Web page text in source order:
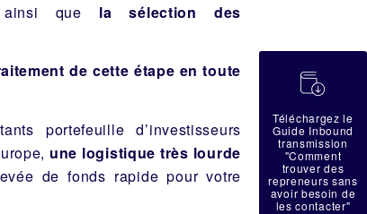
que la sélection des
de cette étape en toute
portefeuille d’investisseurs
une logistique très lourde
de fonds rapide pour votre
蠟
Téléchargez le
Guide Inbound
transmission
"Comment
trouver des
repreneurs sans
avoir besoin de
les contacter"